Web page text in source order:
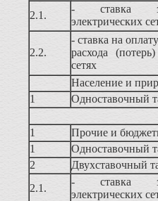
2.1.
- ставка
электрических
2.2.
- ставка на
расхода
сетях
Население и
1
Одноставочный
1
Прочие и
1
Одноставочный
2
Двухставочный
2.1.
- ставка
электрических